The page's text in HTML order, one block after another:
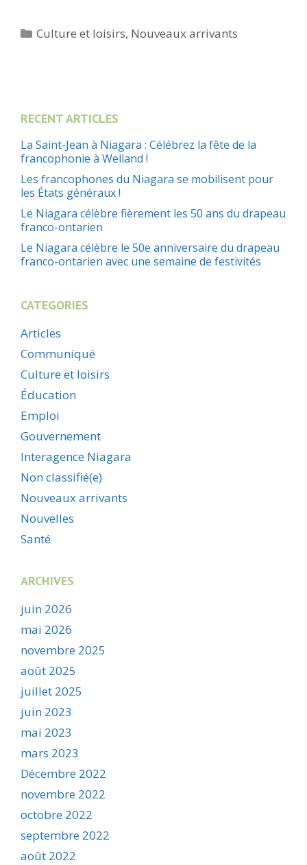
Catégories
Culture et loisirs, Nouveaux arrivants
RECENT ARTICLES
La Saint-Jean à Niagara : Célébrez la fête de la
francophonie à Welland !
Les francophones du Niagara se mobilisent pour
les États généraux !
Le Niagara célèbre fièrement les 50 ans du drapeau
franco-ontarien
Le Niagara célèbre le 50e anniversaire du drapeau
franco-ontarien avec une semaine de festivités
CATEGORIES
Articles
Communiqué
Culture et loisirs
Éducation
Emploi
Gouvernement
Interagence Niagara
Non classifié(e)
Nouveaux arrivants
Nouvelles
Santé
ARCHIVES
juin 2026
mai 2026
novembre 2025
août 2025
juillet 2025
juin 2023
mai 2023
mars 2023
Décembre 2022
novembre 2022
octobre 2022
septembre 2022
août 2022